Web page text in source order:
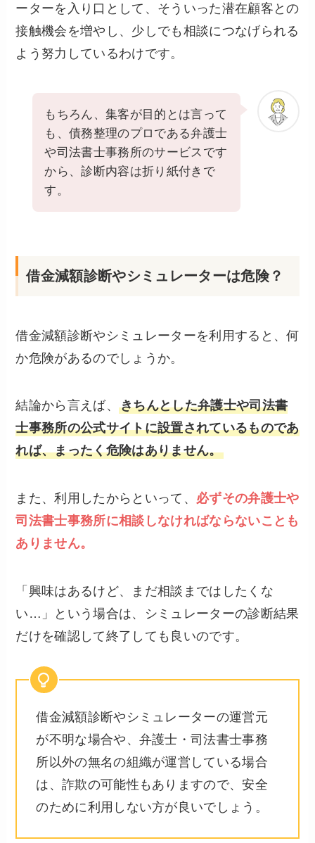
ーターを入り口として、そういった潜在顧客との
接触機会を増やし、少しでも相談につなげられる
よう努力しているわけです。
もちろん、集客が目的とは言って
も、債務整理のプロである弁護士
や司法書士事務所のサービスです
から、診断内容は折り紙付きで
す。
借金減額診断やシミュレーターは危険？
借金減額診断やシミュレーターを利用すると、何
か危険があるのでしょうか。
結論から言えば、 きちんとした弁護士や司法書
士事務所の公式サイトに設置されているものであ
れば、まったく危険はありません。
また、利用したからといって、 必ずその弁護士や
司法書士事務所に相談しなければならないことも
ありません。
「興味はあるけど、まだ相談まではしたくな
い…」という場合は、シミュレーターの診断結果
だけを確認して終了しても良いのです。
借金減額診断やシミュレーターの運営元
が不明な場合や、弁護士・司法書士事務
所以外の無名の組織が運営している場合
は、詐欺の可能性もありますので、安全
のために利用しない方が良いでしょう。